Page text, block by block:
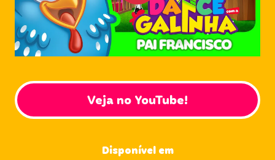
Veja no YouTube!
Disponível em